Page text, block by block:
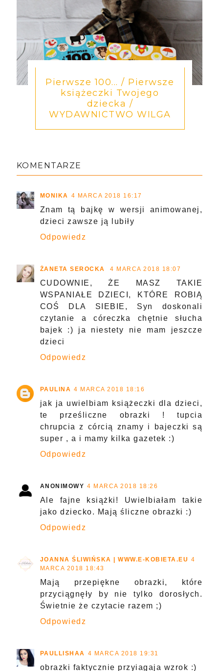
Pierwsze 100... / Pierwsze
książeczki Twojego
dziecka /
WYDAWNICTWO WILGA
KOMENTARZE
MONIKA 4 MARCA 2018 16:17
Znam tą bajkę w wersji animowanej,
dzieci zawsze ją lubiły
Odpowiedz
ŻANETA SEROCKA 4 MARCA 2018 18:07
CUDOWNIE, ŻE MASZ TAKIE
WSPANIAŁE DZIECI, KTÓRE ROBIĄ
COŚ DLA SIEBIE, Syn doskonali
czytanie a córeczka chętnie słucha
bajek :) ja niestety nie mam jeszcze
dzieci
Odpowiedz
PAULINA 4 MARCA 2018 18:16
jak ja uwielbiam książeczki dla dzieci,
te prześliczne obrazki ! tupcia
chrupcia z córcią znamy i bajeczki są
super , a i mamy kilka gazetek :)
Odpowiedz
ANONIMOWY 4 MARCA 2018 18:26
Ale fajne książki! Uwielbiałam takie
jako dziecko. Mają śliczne obrazki :)
Odpowiedz
JOANNA ŚLIWIŃSKA | WWW.E-KOBIETA.EU 4
MARCA 2018 18:43
Mają przepiękne obrazki, które
przyciągnęły by nie tylko dorosłych.
Świetnie że czytacie razem ;)
Odpowiedz
PAULLISHAA 4 MARCA 2018 19:31
obrazki faktycznie przyiagaja wzrok :)